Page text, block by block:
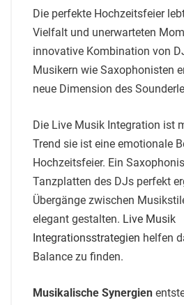
Die perfekte Hochzeitsfeier
Vielfalt und unerwarteten
innovative Kombination von
Musikern wie Saxophonisten
neue Dimension des
Die Live Musik Integration ist
Trend sie ist eine emotionale
Hochzeitsfeier. Ein
Tanzplatten des DJs perfekt
Übergänge zwischen
elegant gestalten. Live Musik
Integrationsstrategien helfen
Balance zu finden.
Musikalische Synergien